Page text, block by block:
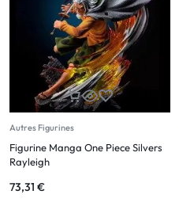
Autres Figurines
Figurine Manga One Piece Silvers
Rayleigh
73,31 €